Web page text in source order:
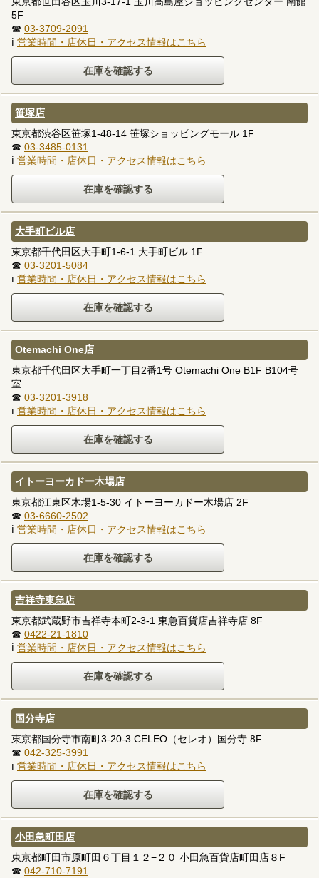
5F
☎ 03-3709-2091
ℹ 営業時間・店休日・アクセス情報はこちら
笹塚店
東京都渋谷区笹塚1-48-14 笹塚ショッピングモール 1F
☎ 03-3485-0131
ℹ 営業時間・店休日・アクセス情報はこちら
大手町ビル店
東京都千代田区大手町1-6-1 大手町ビル 1F
☎ 03-3201-5084
ℹ 営業時間・店休日・アクセス情報はこちら
Otemachi One店
東京都千代田区大手町一丁目2番1号 Otemachi One B1F B104号
室
☎ 03-3201-3918
ℹ 営業時間・店休日・アクセス情報はこちら
イトーヨーカドー木場店
東京都江東区木場1-5-30 イトーヨーカドー木場店 2F
☎ 03-6660-2502
ℹ 営業時間・店休日・アクセス情報はこちら
吉祥寺東急店
東京都武蔵野市吉祥寺本町2-3-1 東急百貨店吉祥寺店 8F
☎ 0422-21-1810
ℹ 営業時間・店休日・アクセス情報はこちら
国分寺店
東京都国分寺市南町3-20-3 CELEO（セレオ）国分寺 8F
☎ 042-325-3991
ℹ 営業時間・店休日・アクセス情報はこちら
小田急町田店
東京都町田市原町田６丁目１２−２０ 小田急百貨店町田店８F
☎ 042-710-7191